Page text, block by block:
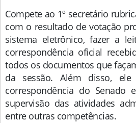
Compete ao 1º secretário
com o resultado de votação
sistema eletrônico, fazer a
correspondência oficial
todos os documentos que
da sessão. Além disso,
correspondência do Senado
supervisão das atividades
entre outras competências.